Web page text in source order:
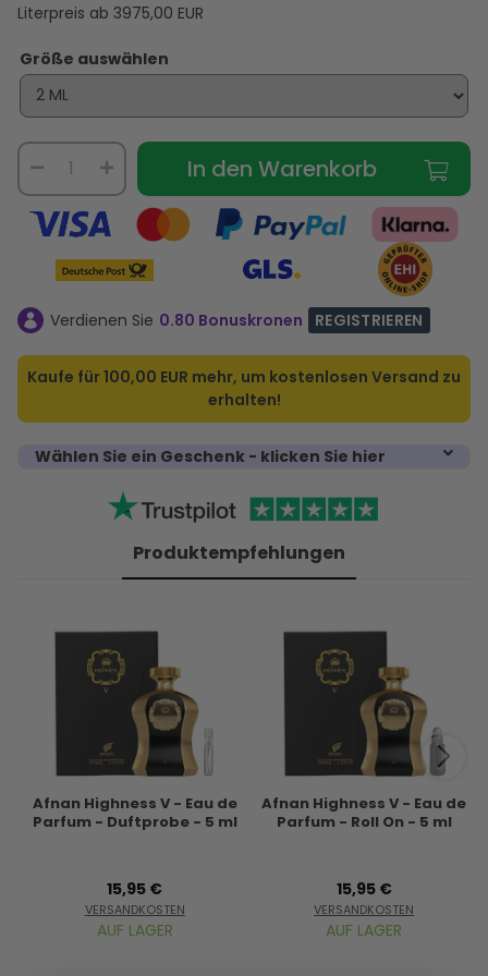
Literpreis ab 3975,00 EUR
Größe auswählen
In den Warenkorb
Verdienen Sie 0.80 Bonuskronen REGISTRIEREN
Kaufe für100,00 EUR mehr, um kostenlosen Versand zu
erhalten!
Wählen Sie ein Geschenk - klicken Sie hier
Produktempfehlungen
Afnan Highness V - Eau de
Parfum - Duftprobe - 5 ml
15,95 €
VERSANDKOSTEN
AUF LAGER
Afnan Highness V - Eau de
Parfum - Roll On - 5 ml
15,95 €
VERSANDKOSTEN
AUF LAGER